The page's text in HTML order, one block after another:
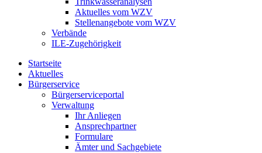
Aktuelles vom WZV
Stellenangebote vom WZV
Verbände
ILE-Zugehörigkeit
Startseite
Aktuelles
Bürgerservice
Bürgerserviceportal
Verwaltung
Ihr Anliegen
Ansprechpartner
Formulare
Ämter und Sachgebiete